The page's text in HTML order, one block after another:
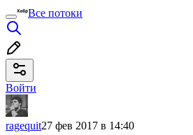
Все потоки
Войти
ragequit27 фев 2017 в 14:40